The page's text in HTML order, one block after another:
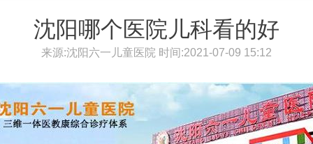
沈阳哪个医院儿科看的好
来源:沈阳六一儿童医院 时间:2021-07-09 15:12